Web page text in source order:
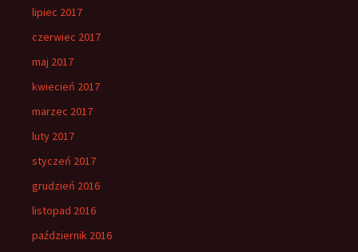
lipiec 2017
czerwiec 2017
maj 2017
kwiecień 2017
marzec 2017
luty 2017
styczeń 2017
grudzień 2016
listopad 2016
październik 2016